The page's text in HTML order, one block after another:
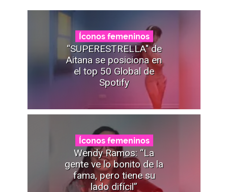
Íconos femeninos
“SUPERESTRELLA" de
Aitana se posiciona en
el top 50 Global de
Spotify
Íconos femeninos
Wendy Ramos: “La
gente ve lo bonito de la
fama, pero tiene su
lado difícil”